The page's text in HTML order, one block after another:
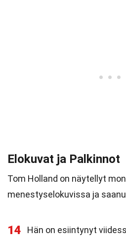
Elokuvat ja Palkinnot
Tom Holland on näytellyt
menestyselokuvissa ja
14
Hän on esiintynyt